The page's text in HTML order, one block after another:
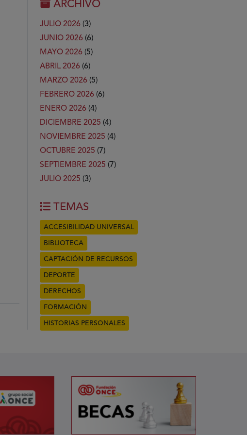
ARCHIVO
JULIO 2026 (3)
JUNIO 2026 (6)
MAYO 2026 (5)
ABRIL 2026 (6)
MARZO 2026 (5)
FEBRERO 2026 (6)
ENERO 2026 (4)
DICIEMBRE 2025 (4)
NOVIEMBRE 2025 (4)
OCTUBRE 2025 (7)
SEPTIEMBRE 2025 (7)
JULIO 2025 (3)
TEMAS
ACCESIBILIDAD UNIVERSAL
BIBLIOTECA
CAPTACIÓN DE RECURSOS
DEPORTE
DERECHOS
FORMACIÓN
HISTORIAS PERSONALES